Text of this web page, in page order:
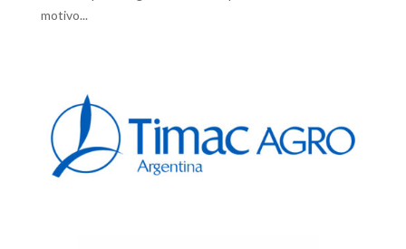
motivo...